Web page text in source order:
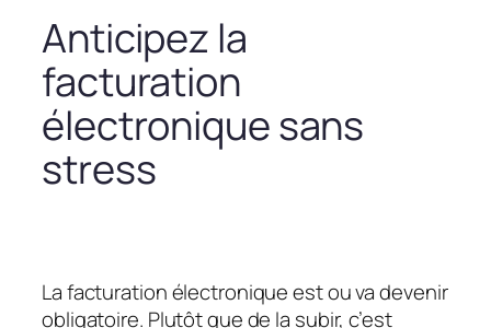
Anticipez la
facturation
électronique sans
stress
La facturation électronique est ou va devenir
obligatoire. Plutôt que de la subir, c’est